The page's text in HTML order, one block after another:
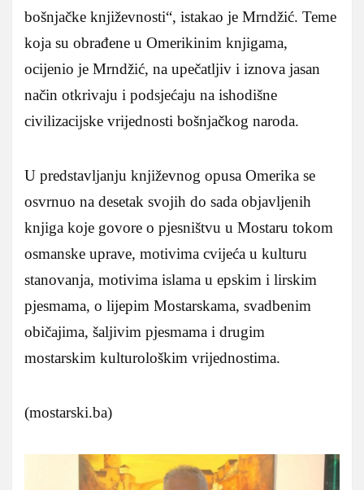
bošnjačke književnosti“, istakao je Mrndžić. Teme
koja su obrađene u Omerikinim knjigama,
ocijenio je Mrndžić, na upečatljiv i iznova jasan
način otkrivaju i podsjećaju na ishodišne
civilizacijske vrijednosti bošnjačkog naroda.
U predstavljanju književnog opusa Omerika se
osvrnuo na desetak svojih do sada objavljenih
knjiga koje govore o pjesništvu u Mostaru tokom
osmanske uprave, motivima cvijeća u kulturu
stanovanja, motivima islama u epskim i lirskim
pjesmama, o lijepim Mostarskama, svadbenim
običajima, šaljivim pjesmama i drugim
mostarskim kulturološkim vrijednostima.
(mostarski.ba)